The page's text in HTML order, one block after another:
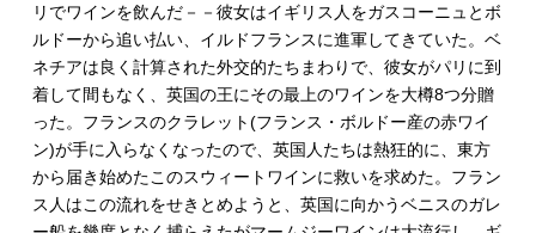
リでワインを飲んだ－－彼女はイギリス人をガスコーニュとボ
ルドーから追い払い、イルドフランスに進軍してきていた。ベ
ネチアは良く計算された外交的たちまわりで、彼女がパリに到
着して間もなく、英国の王にその最上のワインを大樽8つ分贈
った。フランスのクラレット(フランス・ボルドー産の赤ワイ
ン)が手に入らなくなったので、英国人たちは熱狂的に、東方
から届き始めたこのスウィートワインに救いを求めた。フラン
ス人はこの流れをせきとめようと、英国に向かうベニスのガレ